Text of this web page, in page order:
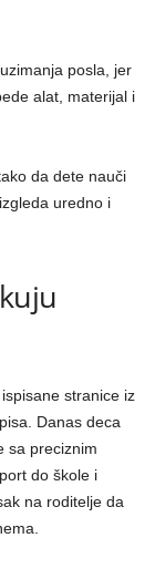
posla, jer
alat, materijal i
da dete nauči
uredno i
stranice iz
Danas deca
sa preciznim
do škole i
na roditelje da